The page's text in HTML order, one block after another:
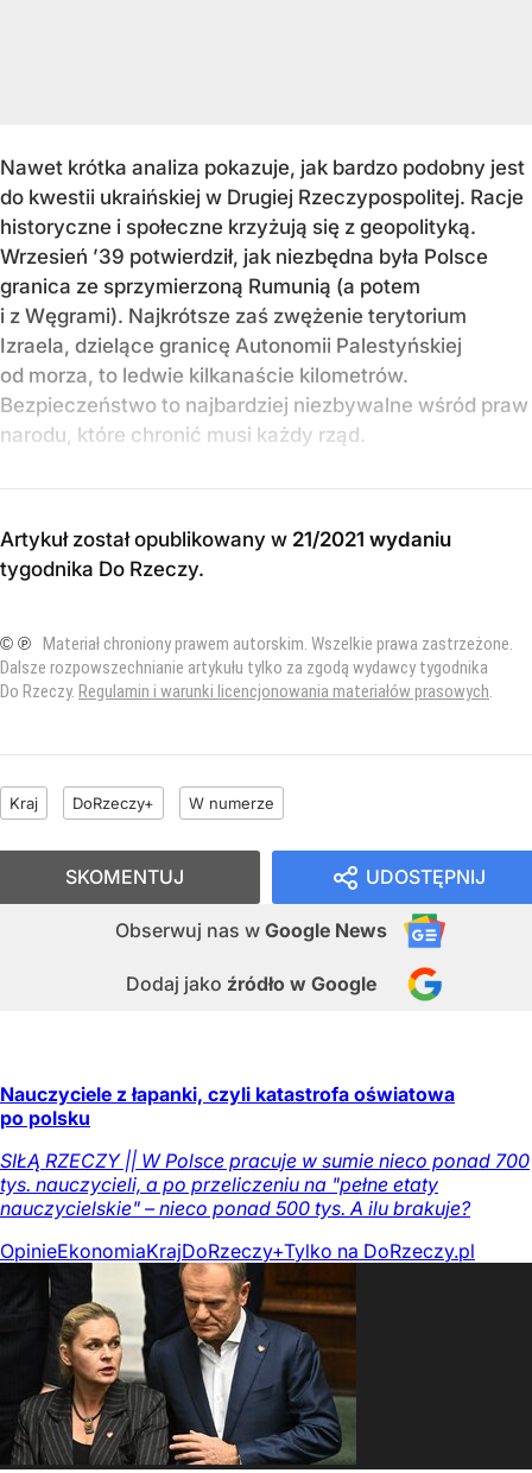
Nawet krótka analiza pokazuje, jak bardzo podobny jest
do kwestii ukraińskiej w Drugiej Rzeczypospolitej. Racje
historyczne i społeczne krzyżują się z geopolityką.
Wrzesień ’39 potwierdził, jak niezbędna była Polsce
granica ze sprzymierzoną Rumunią (a potem
i z Węgrami). Najkrótsze zaś zwężenie terytorium
Izraela, dzielące granicę Autonomii Palestyńskiej
od morza, to ledwie kilkanaście kilometrów.
Bezpieczeństwo to najbardziej niezbywalne wśród praw
narodu, które chronić musi każdy rząd.
Artykuł został opublikowany w 21/2021 wydaniu
tygodnika Do Rzeczy.
© ℗
Materiał chroniony prawem autorskim. Wszelkie prawa zastrzeżone.
Dalsze rozpowszechnianie artykułu tylko za zgodą wydawcy tygodnika
Do Rzeczy. Regulamin i warunki licencjonowania materiałów prasowych.
Kraj DoRzeczy+ W numerze
UDOSTĘPNIJ
Obserwuj nas w Google News
Dodaj jako źródło w Google
SKOMENTUJ
Nauczyciele z łapanki, czyli katastrofa oświatowa
po polsku
SIŁĄ RZECZY || W Polsce pracuje w sumie nieco ponad 700
tys. nauczycieli, a po przeliczeniu na "pełne etaty
nauczycielskie" – nieco ponad 500 tys. A ilu brakuje?
OpinieEkonomiaKrajDoRzeczy+Tylko na DoRzeczy.pl